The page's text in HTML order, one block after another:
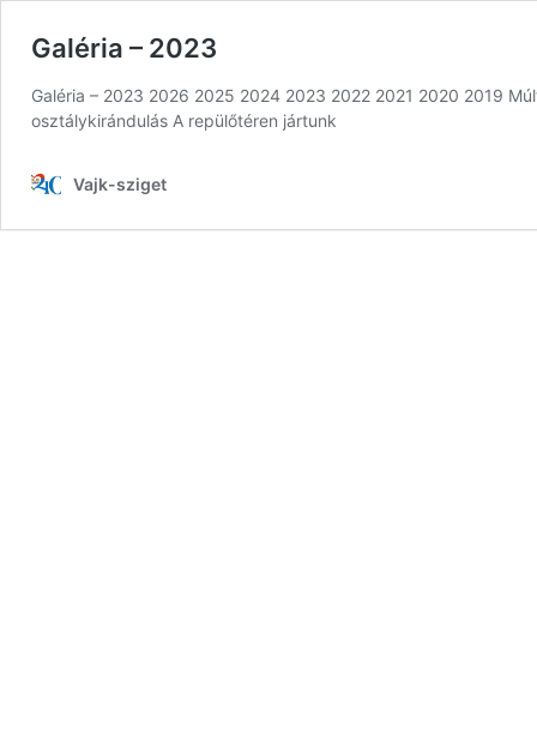
Galéria – 2023
Galéria – 2023 2026 2025 2024 2023 2022 2021 2020 2019
osztálykirándulás A repülőtéren jártunk
Vajk-sziget